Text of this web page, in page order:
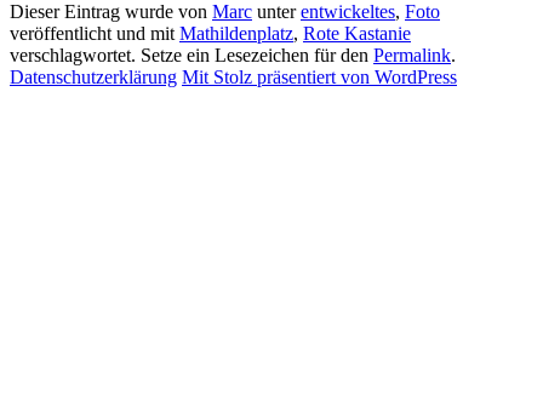
Dieser Eintrag wurde von Marc unterentwickeltes, Foto
veröffentlicht und mitMathildenplatz, Rote Kastanie
verschlagwortet. Setze ein Lesezeichen für den Permalink.
Datenschutzerklärung Mit Stolz präsentiert von WordPress